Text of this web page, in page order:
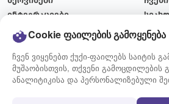
Cookie ფაილების გამოყენება
ჩვენ ვიყენებთ ქუქი-ფაილებს საიტის
მუშაობისთვის, თქვენი გამოცდილების
ანალიტიკისა და პერსონალიზებული
ინტეგრაციები
ტარიფები
მიწოდების გრაფიკი
ბლოგი